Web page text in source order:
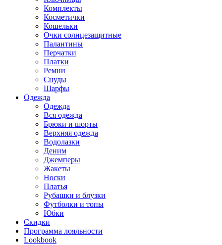
Комплекты
Косметички
Кошельки
Очки солнцезащитные
Палантины
Перчатки
Платки
Ремни
Снуды
Шарфы
Одежда
Одежда
Вся одежда
Брюки и шорты
Верхняя одежда
Водолазки
Деним
Джемперы
Жакеты
Носки
Платья
Рубашки и блузки
Футболки и топы
Юбки
Скидки
Программа лояльности
Lookbook